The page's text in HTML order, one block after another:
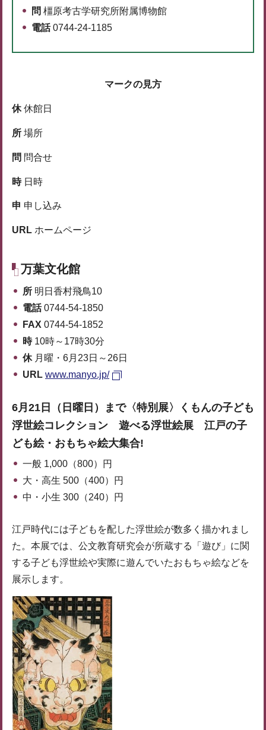
問 橿原考古学研究所附属博物館
電話0744-24-1185
マークの見方
休休館日
所 場所
問 問合せ
時日時
申 申し込み
URL ホームページ
万葉文化館
所 明日香村飛鳥10
電話0744-54-1850
FAX 0744-54-1852
時10時～17時30分
休月曜・6月23日～26日
URL www.manyo.jp/
6月21日（日曜日）まで〈特別展〉くもんの子ども
浮世絵コレクション 遊べる浮世絵展 江戸の子
ども絵・おもちゃ絵大集合!
一般 1,000（800）円
大・高生 500（400）円
中・小生 300（240）円
江戸時代には子どもを配した浮世絵が数多く描かれまし
た。本展では、公文教育研究会が所蔵する「遊び」に関
する子ども浮世絵や実際に遊んでいたおもちゃ絵などを
展示します。